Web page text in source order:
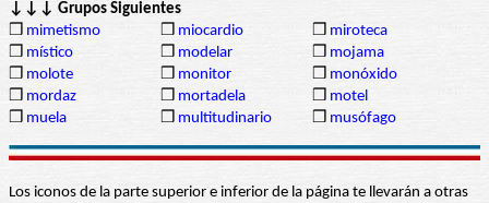
↓↓↓ Grupos Siguientes
❒ mimetismo ❒ miocardio ❒ miroteca
❒ místico ❒ modelar ❒ mojama
❒ molote ❒ monitor ❒ monóxido
❒ mordaz ❒ mortadela ❒ motel
❒ muela ❒ multitudinario ❒ musófago
Los iconos de la parte superior e inferior de la página te llevarán a otras